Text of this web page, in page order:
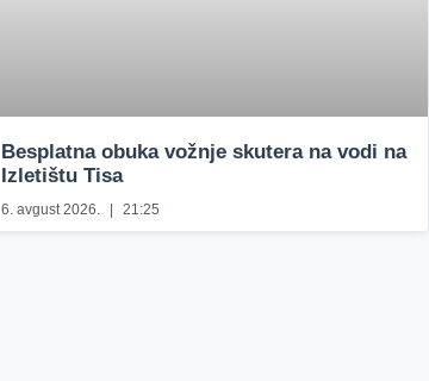
Besplatna obuka vožnje skutera na vodi na
Izletištu Tisa
6. avgust 2026. 21:25